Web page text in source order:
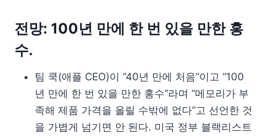
전망: 100년 만에 한 번 있을 만한 홍
수.
팀 쿡(애플 CEO)이 “40년 만에 처음”이고 “100
년 만에 한 번 있을 만한 홍수”라며 “메모리가 부
족해 제품 가격을 올릴 수밖에 없다”고 선언한 것
을 가볍게 넘기면 안 된다. 미국 정부 블랙리스트